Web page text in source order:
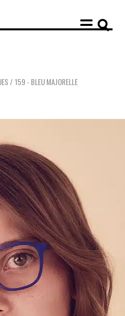
ENGAGEMENTS SAV RESPONSABLE
DE VENTE
PRESSE & PARTENARIATS
/ 159 - BLEU MAJORELLE